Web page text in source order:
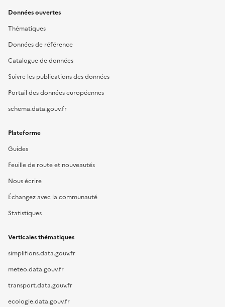
Données ouvertes
Thématiques
Données de référence
Catalogue de données
Suivre les publications des données
Portail des données européennes
schema.data.gouv.fr
Plateforme
Guides
Feuille de route et nouveautés
Nous écrire
Échangez avec la communauté
Statistiques
Verticales thématiques
simplifions.data.gouv.fr
meteo.data.gouv.fr
transport.data.gouv.fr
ecologie.data.gouv.fr